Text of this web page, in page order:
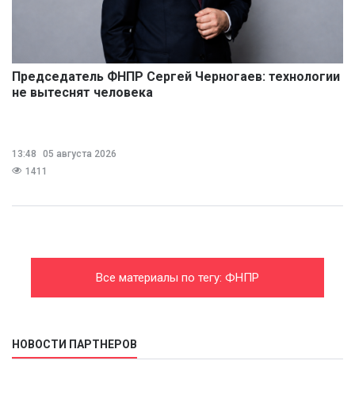
Председатель ФНПР Сергей Черногаев: технологии
не вытеснят человека
13:48
05 августа 2026
1411
Все материалы по тегу: ФНПР
НОВОСТИ ПАРТНЕРОВ